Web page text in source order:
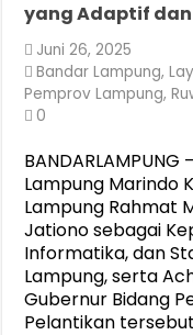
yang Adaptif
Juni 26, 2025
Bandar Lampung,
Pemprov Lampung,
0
Lampung Marindo
Lampung Rahmat
Jationo sebagai
Informatika, dan
Lampung, serta
Gubernur Bidang
Pelantikan